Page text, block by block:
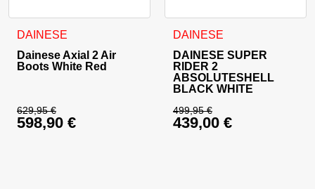
DAINESE
Dainese Axial 2 Air
Boots White Red
629,95€
Izvirna cena je bila: 629,95 €.
598,90 €
Ta izdelek ima več različic. Možnosti lahko izberete na
DAINESE
DAINESE SUPER
RIDER 2
ABSOLUTESHELL
BLACK WHITE
499,95€
Izvirna cena je bila:
439,00 €
Ta izdelek ima več različic.